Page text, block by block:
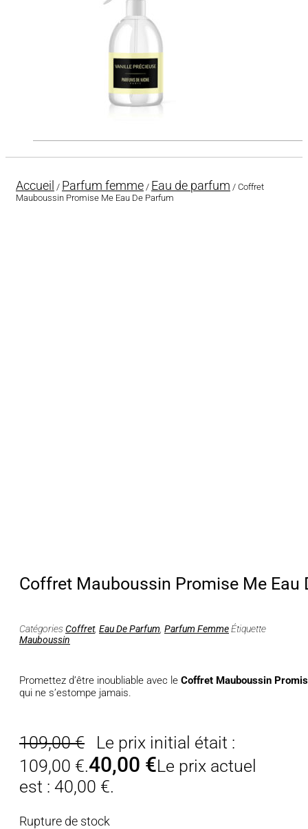
Accueil / Parfum femme / Eau de parfum / Coffret
Mauboussin Promise Me Eau De Parfum
Coffret Mauboussin Promise Me Eau
CatégoriesCoffret, Eau De Parfum Parfum FemmeÉtiquette
Mauboussin
Promettez d’être inoubliable avec le Coffret Mauboussin
qui ne s’estompe jamais.
109,00€
Le prix initial était :
109,00 €.40,00 €Le prix actuel
est : 40,00 €.
Rupture de stock